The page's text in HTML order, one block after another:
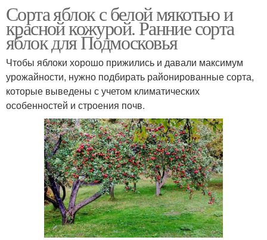
Сорта яблок с белой мякотью и
красной кожурой. Ранние сорта
яблок для Подмосковья
Чтобы яблоки хорошо прижились и давали максимум
урожайности, нужно подбирать районированные сорта,
которые выведены с учетом климатических
особенностей и строения почв.